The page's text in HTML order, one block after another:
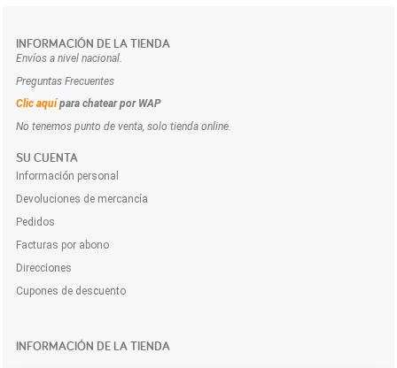
INFORMACIÓN DE LA TIENDA
Envíos a nivel nacional.
Preguntas Frecuentes
Clic aquí para chatear por WAP
No tenemos punto de venta, solo tienda online.
INFORMACIÓN DE LA TIENDA
SU CUENTA
Información personal
Devoluciones de mercancía
Pedidos
Facturas por abono
Direcciones
Cupones de descuento